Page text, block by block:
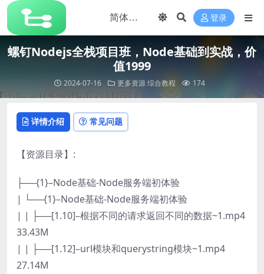
登录
螺钉Nodejs全栈项目班，Node基础到实战，价
值1999
2024-07-16 更多资源综合教程 174
详情介绍 常见问题
【资源目录】:
├──{1}–Node基础-Node服务端初体验
| └──{1}–Node基础-Node服务端初体验
| | ├──[1.10]–根据不同的请求返回不同的数据~1.mp4
33.43M
| | ├──[1.12]–url模块和querystring模块~1.mp4
27.14M